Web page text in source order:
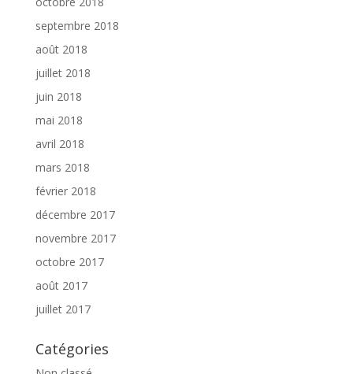
septembre 2018
août 2018
juillet 2018
juin 2018
mai 2018
avril 2018
mars 2018
février 2018
décembre 2017
novembre 2017
octobre 2017
août 2017
juillet 2017
Catégories